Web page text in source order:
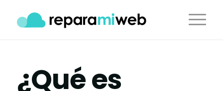
¿Qué es